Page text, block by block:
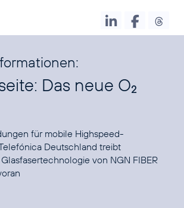
Das neue O2
für mobile Highspeed-
Deutschland treibt
von NGN FIBER